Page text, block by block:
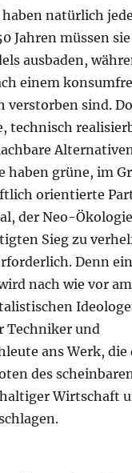
natürlich
Jahren müssen
ausbaden,
einem
verstorben sind.
technisch
haben grüne, im
orientierte
der Neo-
Sieg zu
Denn
nach wie vor
Techniker und
ans Werk, die
des
Wirtschaft